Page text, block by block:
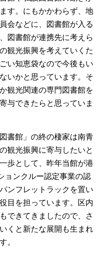
す。にもかかわらず、地
会などに、図書館が入る
図書館が連携先に考えら
観光振興を考えていくた
い知恵袋なので今後もい
いかと思っています。そ
観光関連の専門図書館を
与できたらと思っていま
書館」の終の棲家は南青
観光振興に寄与したいと
歩として、昨年当館が港
ョンクルー認定事業の認
ンフレットラックを置い
目を担っています。区内
できてきましたので、さ
くと新たな展開も生まれ
。